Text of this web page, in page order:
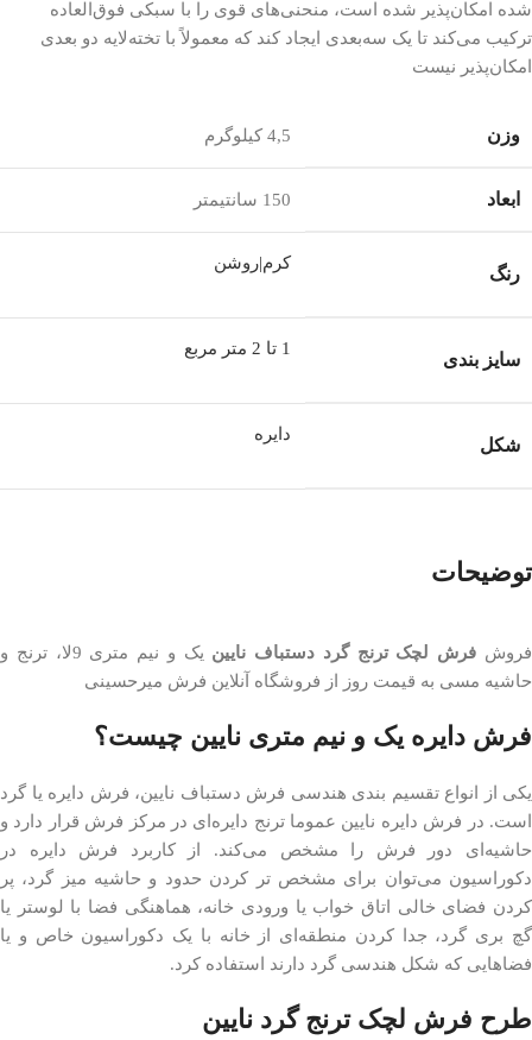
شده امکان‌پذیر شده است، منحنی‌های قوی را با سبکی فوق‌العاده
ترکیب می‌کند تا یک سه‌بعدی ایجاد کند که معمولاً با تخته‌لایه دو بعدی
امکان‌پذیر نیست
وزن 4,5 کیلوگرم
ابعاد 150 سانتیمتر
رنگ
کرم|روشن
سایز بندی
1 تا 2 متر مربع
شکل
دایره
توضیحات
فروش فرش لچک ترنج گرد دستباف نایین
یک و نیم متری 9لا، ترنج و
حاشیه مسی به قیمت روز از فروشگاه آنلاین فرش میرحسینی
فرش دایره یک و نیم متری نایین چیست؟
یکی از انواع تقسیم بندی هندسی فرش دستباف نایین، فرش دایره یا گرد
است. در فرش دایره نایین عموما ترنج دایره‌ای در مرکز فرش قرار دارد و
حاشیه‌ای دور فرش را مشخص می‌کند. از کاربرد فرش دایره در
دکوراسیون می‌توان برای مشخص تر کردن حدود و حاشیه میز گرد، پر
کردن فضای خالی اتاق خواب یا ورودی خانه، هماهنگی فضا با لوستر یا
گچ بری گرد، جدا کردن منطقه‌ای از خانه با یک دکوراسیون خاص و یا
فضاهایی که شکل هندسی گرد دارند استفاده کرد.
طرح فرش لچک ترنج گرد نایین